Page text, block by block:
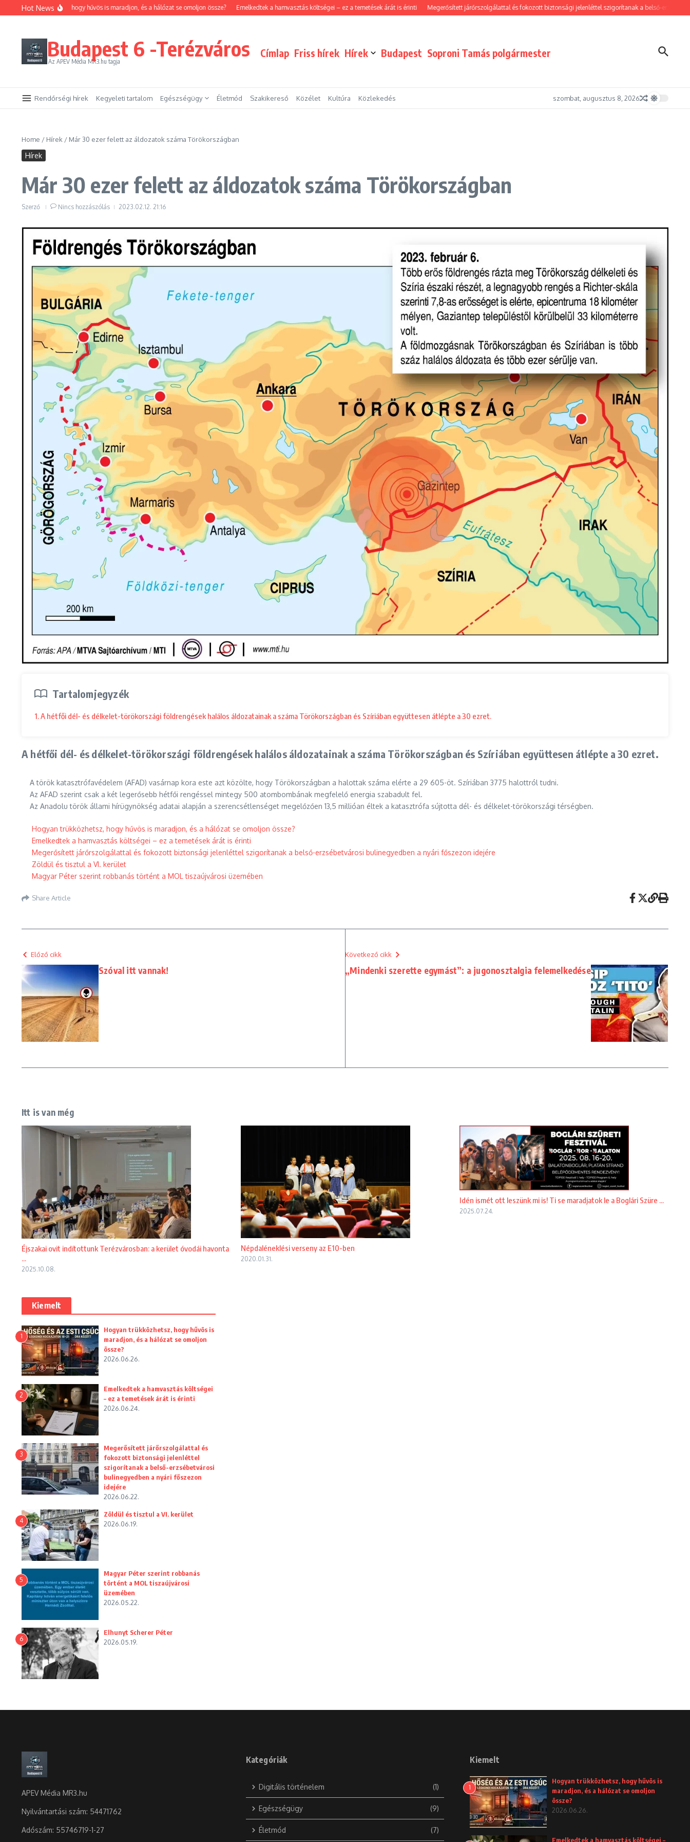
Ugrás a tartalomhoz
Hot News
trükközhetsz, hogy hűvös is maradjon, és a hálózat se omoljon össze? Emelkedtek a hamvasztás költségei – ez a temetések árát is érinti Megerősített járőrszolgálattal és fokozott biztonsági jelenléttel szigorítanak a belső-erzsébetvárosi
Budapest 6 -Terézváros
Az APEV Média MR3.hu tagja
Címlap Friss hírek Hírek Budapest Soproni Tamás polgármester
Rendőrségi hírek Kegyeleti tartalom Egészségügy Életmód Szakikereső Közélet Kultúra Közlekedés szombat, augusztus 8, 2026
Home / Hírek / Már 30 ezer felett az áldozatok száma Törökországban
Hírek
Már 30 ezer felett az áldozatok száma Törökországban
Szerző Nincs hozzászólás 2023.02.12. 21:16
Tartalomjegyzék
1. A hétfői dél- és délkelet-törökországi földrengések halálos áldozatainak a száma Törökországban és Szíriában együttesen átlépte a 30 ezret.
A hétfői dél- és délkelet-törökországi földrengések halálos áldozatainak a száma Törökországban és Szíriában együttesen átlépte a 30 ezret.
A török katasztrófavédelem (AFAD) vasárnap kora este azt közölte, hogy Törökországban a halottak száma elérte a 29 605-öt. Szíriában 3775 halottról tudni.
Az AFAD szerint csak a két legerősebb hétfői rengéssel mintegy 500 atombombának megfelelő energia szabadult fel.
Az Anadolu török állami hírügynökség adatai alapján a szerencsétlenséget megelőzően 13,5 millióan éltek a katasztrófa sújtotta dél- és délkelet-törökországi térségben.
Hogyan trükközhetsz, hogy hűvös is maradjon, és a hálózat se omoljon össze?
Emelkedtek a hamvasztás költségei – ez a temetések árát is érinti
Megerősített járőrszolgálattal és fokozott biztonsági jelenléttel szigorítanak a belső-erzsébetvárosi bulinegyedben a nyári főszezon idejére
Zöldül és tisztul a VI. kerület
Magyar Péter szerint robbanás történt a MOL tiszaújvárosi üzemében
Share Article
Előző cikk
Szóval itt vannak!
Következő cikk
„Mindenki szerette egymást”: a jugonosztalgia felemelkedése
Itt is van még
Éjszakai ovit indítottunk Terézvárosban: a kerület óvodái havonta
...
2025.10.08.
Népdaléneklési verseny az E10-ben
2020.01.31.
Idén ismét ott leszünk mi is! Ti se maradjatok le a Boglári Szüre ...
2025.07.24.
Kiemelt
1
Hogyan trükközhetsz, hogy hűvös is
maradjon, és a hálózat se omoljon
össze?
2026.06.26.
2
Emelkedtek a hamvasztás költségei
– ez a temetések árát is érinti
2026.06.24.
3
Megerősített járőrszolgálattal és
fokozott biztonsági jelenléttel
szigorítanak a belső-erzsébetvárosi
bulinegyedben a nyári főszezon
idejére
2026.06.22.
4
Zöldül és tisztul a VI. kerület
2026.06.19.
5
Magyar Péter szerint robbanás
történt a MOL tiszaújvárosi
üzemében
2026.05.22.
6
Elhunyt Scherer Péter
2026.05.19.
APEV Média MR3.hu
Nyilvántartási szám: 54471762
Adószám: 55746719-1-27
Kategóriák
Digitális történelem (1)
Egészségügy (9)
Életmód (7)
Kiemelt
1
Hogyan trükközhetsz, hogy hűvös is
maradjon, és a hálózat se omoljon
össze?
2026.06.26.
Emelkedtek a hamvasztás költségei –